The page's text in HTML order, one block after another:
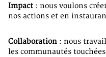
Impact : nous voulons
nos actions et en
Collaboration : nous
les communautés